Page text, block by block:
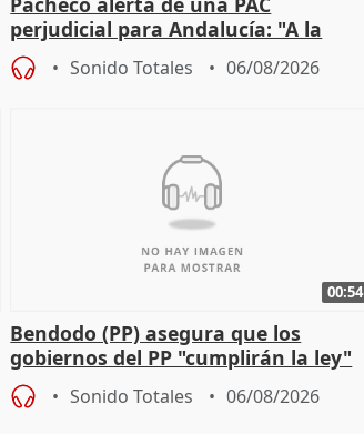
perjudicial para Andalucía: "A la
agricultura hay que protegerla"
Sonido Totales 06/08/2026
00:54
Bendodo (PP) asegura que los
gobiernos del PP "cumplirán la ley"
sobre los menores migrantes
Sonido Totales 06/08/2026